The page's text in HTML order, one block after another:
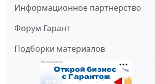
Информационное партнерство
Форум Гарант
Подборки материалов